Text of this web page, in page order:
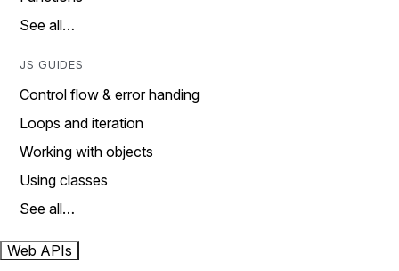
See all…
JS GUIDES
Control flow & error handing
Loops and iteration
Working with objects
Using classes
See all…
Web APIs